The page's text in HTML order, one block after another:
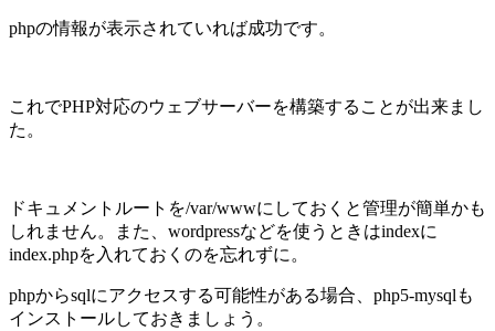
phpの情報が表示されていれば成功です。
これでPHP対応のウェブサーバーを構築することが出来まし
た。
ドキュメントルートを/var/wwwにしておくと管理が簡単かも
しれません。また、wordpressなどを使うときはindexに
index.phpを入れておくのを忘れずに。
phpからsqlにアクセスする可能性がある場合、php5-mysqlも
インストールしておきましょう。